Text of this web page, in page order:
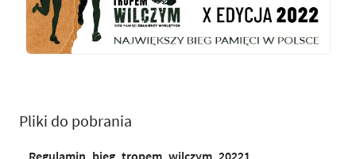
Pliki do pobrania
Regulamin_bieg_tropem_wilczym_20221